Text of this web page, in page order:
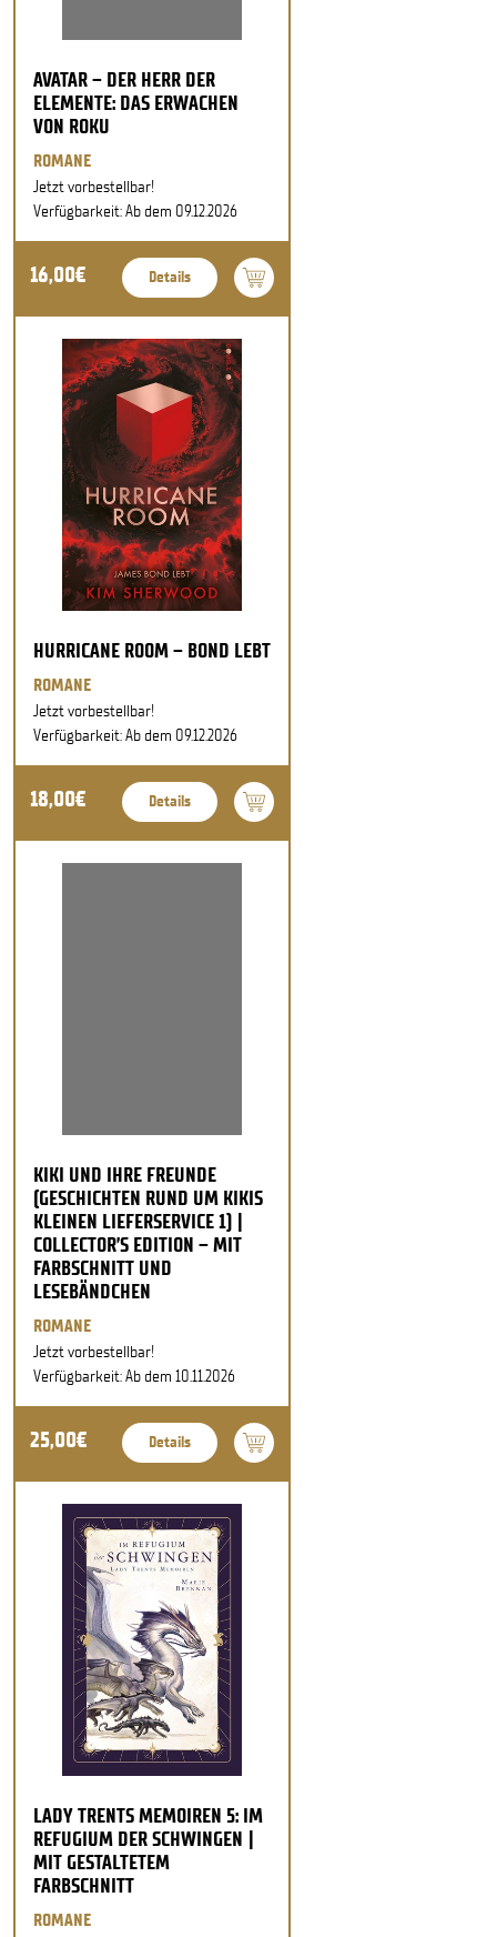
AVATAR – DER HERR DER
ELEMENTE: DAS ERWACHEN
VON ROKU
ROMANE
Jetzt vorbestellbar!
Verfügbarkeit: Ab dem 09.12.2026
16,00€ Details
HURRICANE ROOM – BOND LEBT
ROMANE
Jetzt vorbestellbar!
Verfügbarkeit: Ab dem 09.12.2026
18,00€ Details
KIKI UND IHRE FREUNDE
(GESCHICHTEN RUND UM KIKIS
KLEINEN LIEFERSERVICE 1) |
COLLECTOR’S EDITION – MIT
FARBSCHNITT UND
LESEBÄNDCHEN
ROMANE
Jetzt vorbestellbar!
Verfügbarkeit: Ab dem 10.11.2026
25,00€ Details
LADY TRENTS MEMOIREN 5: IM
REFUGIUM DER SCHWINGEN |
MIT GESTALTETEM
FARBSCHNITT
ROMANE